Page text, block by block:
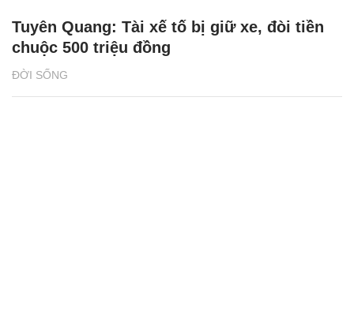
ĐỜI SỐNG
Tuyên Quang: Tài xế tố bị giữ xe, đòi tiền
chuộc 500 triệu đồng